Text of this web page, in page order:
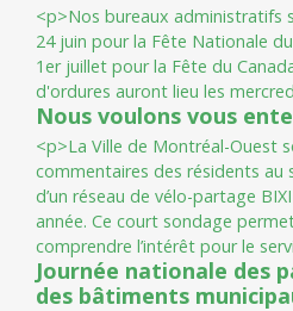
<p>Nos bureaux administratifs s
24 juin pour la Fête Nationale du
1er juillet pour la Fête du Canad
d'ordures auront lieu les mercred
Nous voulons vous
<p>La Ville de Montréal-Ouest s
commentaires des résidents au
d’un réseau de vélo-partage BIXI
année. Ce court sondage perme
comprendre l’intérêt pour le servi
Journée nationale des
des bâtiments